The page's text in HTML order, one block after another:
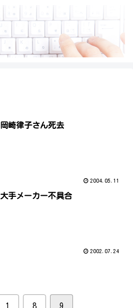
岡崎律子さん死去
2004.05.11
大手メーカー不具合
2002.07.24
1 8 9